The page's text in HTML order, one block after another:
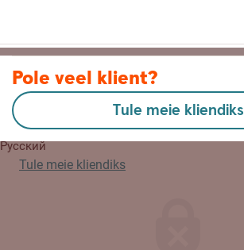
English
Русский
Tule meie kliendiks
Pole veel klient?
Tule meie kliendiks